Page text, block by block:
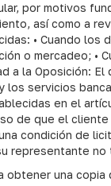
por motivos
así como a
• Cuando
o mercadeo; •
a la Oposición:
servicios
en el
de que el
condición de
representante
a obtener una